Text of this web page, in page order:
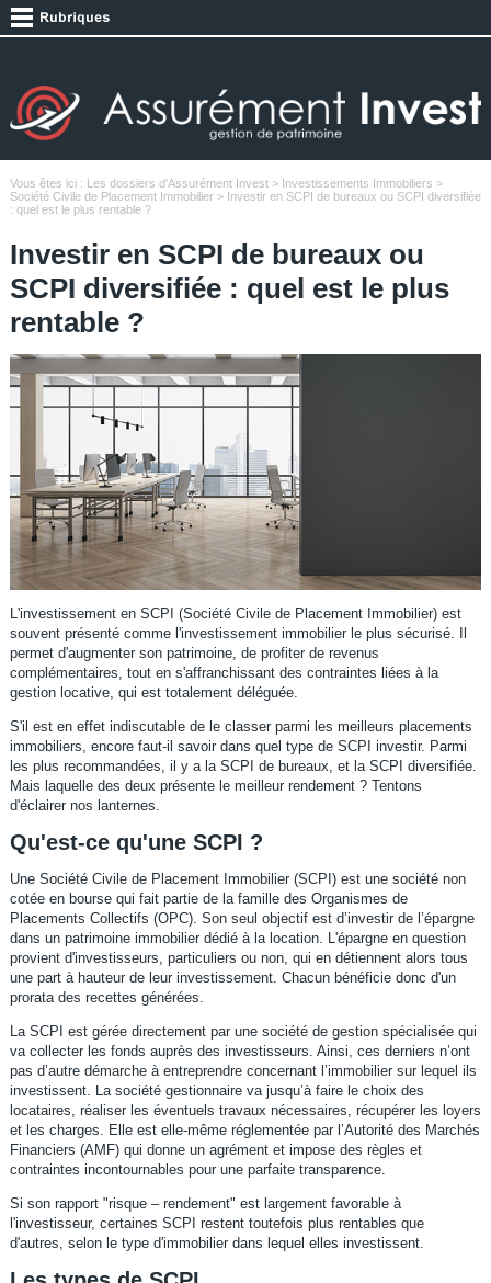
Vous êtes ici : Les dossiers d'Assurément Invest> Investissements Immobiliers >
Société Civile de Placement Immobilier> Investir en SCPI de bureaux ou SCPI diversifiée
: quel est le plus rentable ?
Investir en SCPI de bureaux ou
SCPI diversifiée : quel est le plus
rentable ?
L'investissement en SCPI (Société Civile de Placement Immobilier) est
souvent présenté comme l'investissement immobilier le plus sécurisé. Il
permet d'augmenter son patrimoine, de profiter de revenus
complémentaires, tout en s'affranchissant des contraintes liées à la
gestion locative, qui est totalement déléguée.
S'il est en effet indiscutable de le classer parmi les meilleurs placements
immobiliers, encore faut-il savoir dans quel type de SCPI investir. Parmi
les plus recommandées, il y a la SCPI de bureaux, et la SCPI diversifiée.
Mais laquelle des deux présente le meilleur rendement ? Tentons
d'éclairer nos lanternes.
Qu'est-ce qu'une SCPI ?
Une Société Civile de Placement Immobilier (SCPI) est une société non
cotée en bourse qui fait partie de la famille des Organismes de
Placements Collectifs (OPC). Son seul objectif est d’investir de l’épargne
dans un patrimoine immobilier dédié à la location. L'épargne en question
provient d'investisseurs, particuliers ou non, qui en détiennent alors tous
une part à hauteur de leur investissement. Chacun bénéficie donc d'un
prorata des recettes générées.
La SCPI est gérée directement par une société de gestion spécialisée qui
va collecter les fonds auprès des investisseurs. Ainsi, ces derniers n’ont
pas d’autre démarche à entreprendre concernant l’immobilier sur lequel ils
investissent. La société gestionnaire va jusqu’à faire le choix des
locataires, réaliser les éventuels travaux nécessaires, récupérer les loyers
et les charges. Elle est elle-même réglementée par l’Autorité des Marchés
Financiers (AMF) qui donne un agrément et impose des règles et
contraintes incontournables pour une parfaite transparence.
Si son rapport "risque – rendement" est largement favorable à
l'investisseur, certaines SCPI restent toutefois plus rentables que
d'autres, selon le type d'immobilier dans lequel elles investissent.